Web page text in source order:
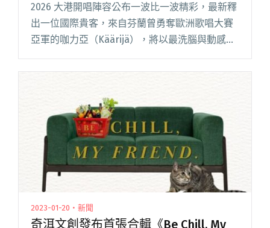
2026 大港開唱陣容公布一波比一波精彩，最新釋
出一位國際貴客，來自芬蘭曾勇奪歐洲歌唱大賽
亞軍的咖力亞（Käärijä），將以最洗腦與動感的
音樂旋律，為本屆大港開唱注入最不同面貌的
「人生滋味」。 咖力亞的來訪不僅讓台灣音樂祭
出驚喜陣容！歐洲音樂歌唱大賽亞軍Käärijä確定
參戰"
2023-01-20・新聞
奇洱文創發布首張合輯《Be Chill, My